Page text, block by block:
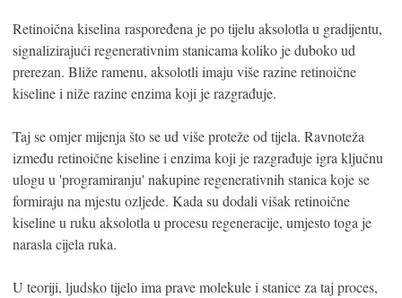
Retinoična kiselina raspoređena je po tijelu aksolotla u gradijentu,
signalizirajući regenerativnim stanicama koliko je duboko ud
prerezan. Bliže ramenu, aksolotli imaju više razine retinoične
kiseline i niže razine enzima koji je razgrađuje.
Taj se omjer mijenja što se ud više proteže od tijela. Ravnoteža
između retinoične kiseline i enzima koji je razgrađuje igra ključnu
ulogu u 'programiranju' nakupine regenerativnih stanica koje se
formiraju na mjestu ozljede. Kada su dodali višak retinoične
kiseline u ruku aksolotla u procesu regeneracije, umjesto toga je
narasla cijela ruka.
U teoriji, ljudsko tijelo ima prave molekule i stanice za taj proces,